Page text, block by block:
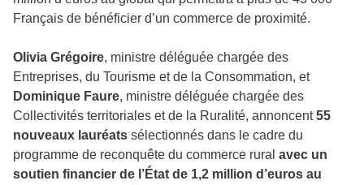
Français de bénéficier d’un commerce de proximité.
Olivia Grégoire, ministre déléguée chargée des
Entreprises, du Tourisme et de la Consommation, et
Dominique Faure, ministre déléguée chargée des
Collectivités territoriales et de la Ruralité, annoncent55
nouveaux lauréats sélectionnés dans le cadre du
programme de reconquête du commerce rural avec un
soutien financier de l’État de 1,2 million d’euros au